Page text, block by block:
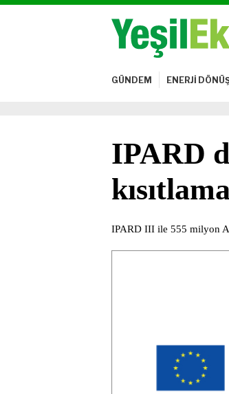
GÜNDEM ENERJİ
IPARD
IPARD III ile 555 milyon